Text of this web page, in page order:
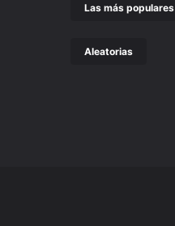
Las más populares
Aleatorias